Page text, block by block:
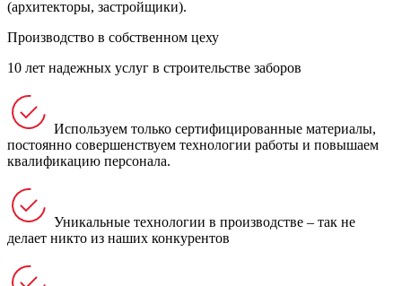
(архитекторы, застройщики).
Производство в собственном цеху
10 лет надежных услуг в строительстве заборов
Используем только сертифицированные материалы,
постоянно совершенствуем технологии работы и повышаем
квалификацию персонала.
Уникальные технологии в производстве – так не
делает никто из наших конкурентов